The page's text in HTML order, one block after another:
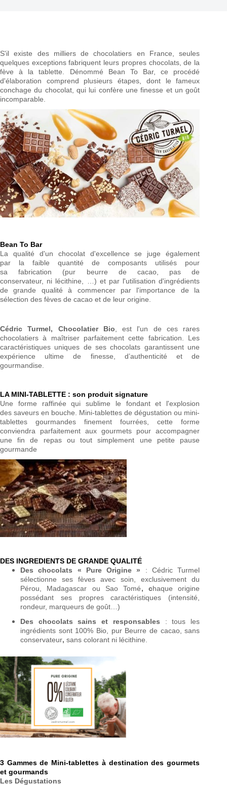
S'il existe des milliers de chocolatiers en France, seules
quelques exceptions fabriquent leurs propres chocolats, de la
fève à la tablette. Dénommé Bean To Bar, ce procédé
d'élaboration comprend plusieurs étapes, dont le fameux
conchage du chocolat, qui lui confère une finesse et un goût
incomparable.
Bean To Bar
La qualité d'un chocolat d'excellence se juge également
par la faible quantité de composants utilisés pour
sa fabrication (pur beurre de cacao, pas de
conservateur, ni lécithine, …) et par l'utilisation d'ingrédients
de grande qualité à commencer par l'importance de la
sélection des fèves de cacao et de leur origine.
Cédric Turmel, Chocolatier Bio , est l'un de ces rares
chocolatiers à maîtriser parfaitement cette fabrication. Les
caractéristiques uniques de ses chocolats garantissent une
expérience ultime de finesse, d’authenticité et de
gourmandise.
LA MINI-TABLETTE : son produit signature
Une forme raffinée qui sublime le fondant et l'explosion
des saveurs en bouche. Mini-tablettes de dégustation ou mini-
tablettes gourmandes finement fourrées, cette forme
conviendra parfaitement aux gourmets pour accompagner
une fin de repas ou tout simplement une petite pause
gourmande
DES INGREDIENTS DE GRANDE QUALITÉ
Des chocolats «
Pure Origine » : Cédric Turmel
sélectionne ses fèves avec soin, exclusivement du
Pérou, Madagascar ou Sao Tomé, chaque origine
possédant ses propres caractéristiques (intensité,
rondeur, marqueurs de goût…)
Des chocolats sains et responsables : tous les
ingrédients sont 100% Bio, pur Beurre de cacao, sans
conservateur, sans colorant ni lécithine.
3 Gammes de Mini-tablettes à destination des gourmets
et gourmands
Les Dégustations